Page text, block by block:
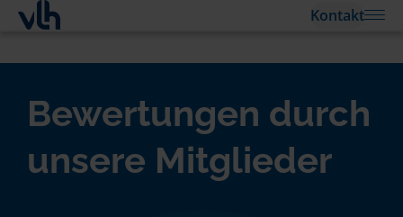
Kontakt
Bewertungen durch
unsere Mitglieder